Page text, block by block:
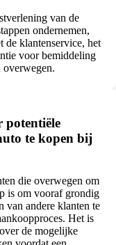
van de
ondernemen,
de klantenservice, het
voor bemiddeling
overwegen.
potentiële
te kopen bij
die overwegen om
is om vooraf grondig
van andere klanten te
Het is
de mogelijke